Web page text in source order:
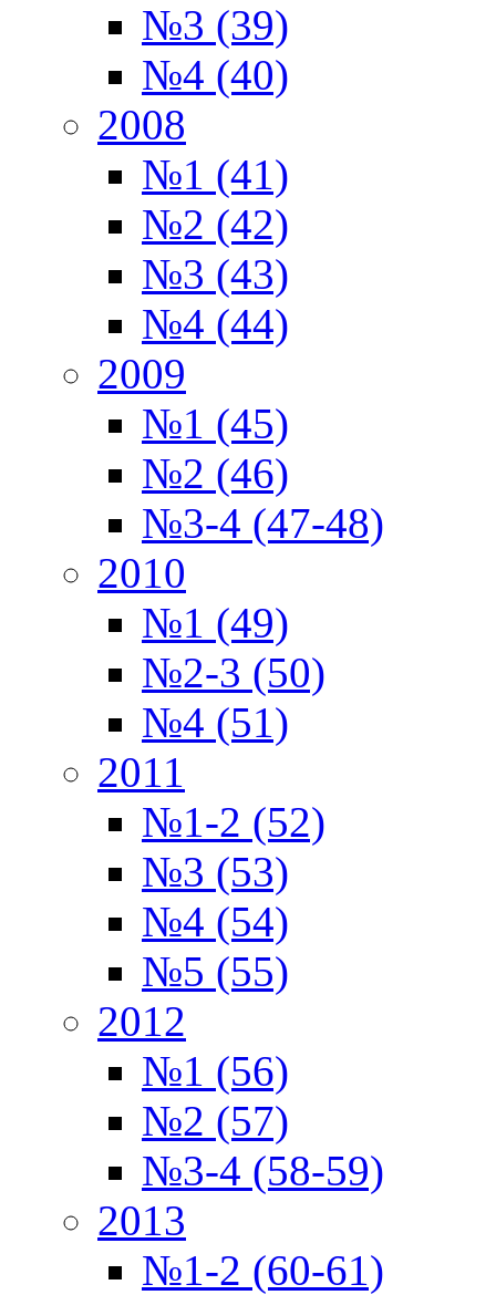
№3 (39)
№4 (40)
2008
№1 (41)
№2 (42)
№3 (43)
№4 (44)
2009
№1 (45)
№2 (46)
№3-4 (47-48)
2010
№1 (49)
№2-3 (50)
№4 (51)
2011
№1-2 (52)
№3 (53)
№4 (54)
№5 (55)
2012
№1 (56)
№2 (57)
№3-4 (58-59)
2013
№1-2 (60-61)